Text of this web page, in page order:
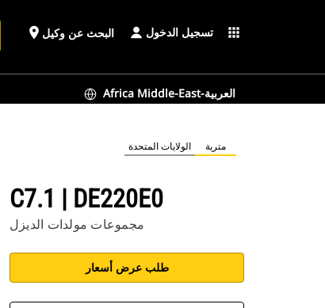
place البحث عن وكيل تسجيل الدخول apps
Africa Middle-East-العربية
الولايات المتحدة مترية
C7.1 | DE220E0
مجموعات مولدات الديزل
طلب عرض أسعار